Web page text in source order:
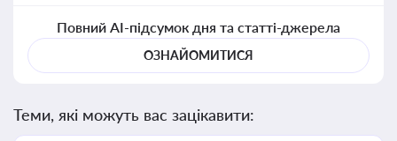
Повний AI-підсумок дня та статті-джерела
ОЗНАЙОМИТИСЯ
Теми, які можуть вас зацікавити: